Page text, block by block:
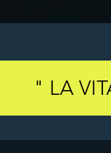
" LA